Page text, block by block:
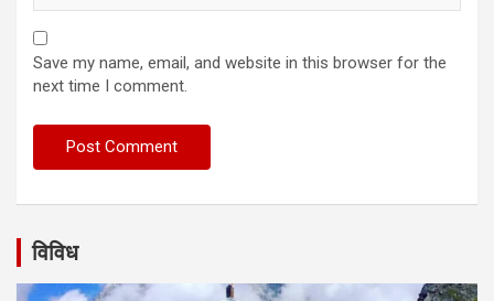
Save my name, email, and website in this browser for the
next time I comment.
विविध